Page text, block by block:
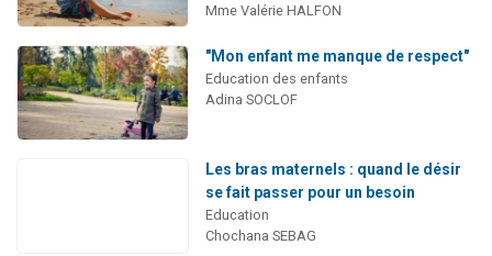
Mme Valérie HALFON
"Mon enfant me manque de respect"
Education des enfants
Adina SOCLOF
Les bras maternels : quand le désir
se fait passer pour un besoin
Education
Chochana SEBAG